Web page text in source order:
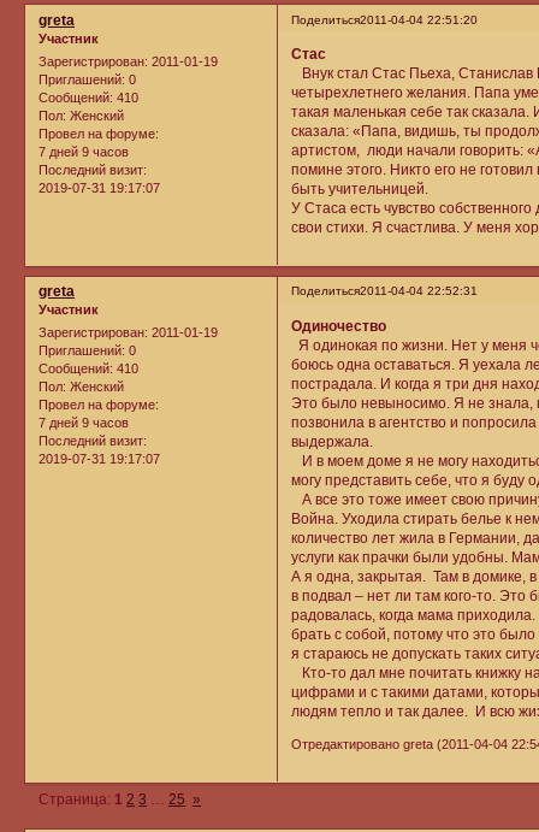
Поделиться2011-04-04 22:51:20
greta
Участник
Зарегистрирован: 2011-01-19
Приглашений: 0
Сообщений: 410
Пол: Женский
Провел на форуме:
7 дней 9 часов
Последний визит:
2019-07-31 19:17:07
Стас
Внук стал Стас Пьеха, Станислав
четырехлетнего желания. Папа
такая маленькая себе так
сказала: «Папа, видишь, ты
артистом, люди начали говорить:
помине этого. Никто его не
быть учительницей.
У Стаса есть чувство
свои стихи. Я счастлива. У меня
Поделиться2011-04-04 22:52:31
greta
Участник
Зарегистрирован: 2011-01-19
Приглашений: 0
Сообщений: 410
Пол: Женский
Провел на форуме:
7 дней 9 часов
Последний визит:
2019-07-31 19:17:07
Одиночество
Я одинокая по жизни. Нет у меня
боюсь одна оставаться. Я уехала
пострадала. И когда я три дня
Это было невыносимо. Я не знала,
позвонила в агентство и
выдержала.
И в моем доме я не могу
могу представить себе, что я буду
А все это тоже имеет свою
Война. Уходила стирать белье к
количество лет жила в Германии,
услуги как прачки были удобны.
А я одна, закрытая. Там в домике,
в подвал – нет ли там кого-то. Это
радовалась, когда мама
брать с собой, потому что это
я стараюсь не допускать таких
Кто-то дал мне почитать книжку
цифрами и с такими датами,
людям тепло и так далее. И всю
Отредактировано greta (2011-04-04
Страница: 1 2 3 … 25 »